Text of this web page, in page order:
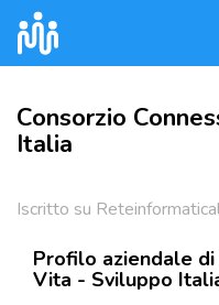
Consorzio
Italia
Iscritto su
Profilo aziendale di
Vita - Sviluppo